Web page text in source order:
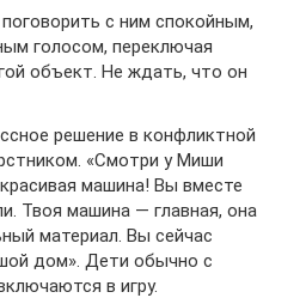
с ним спокойным,
голосом, переключая
объект. Не ждать, что он
решение в конфликтной
«Смотри у Миши
машина! Вы вместе
Твоя машина — главная, она
материал. Вы сейчас
дом». Дети обычно с
в игру.